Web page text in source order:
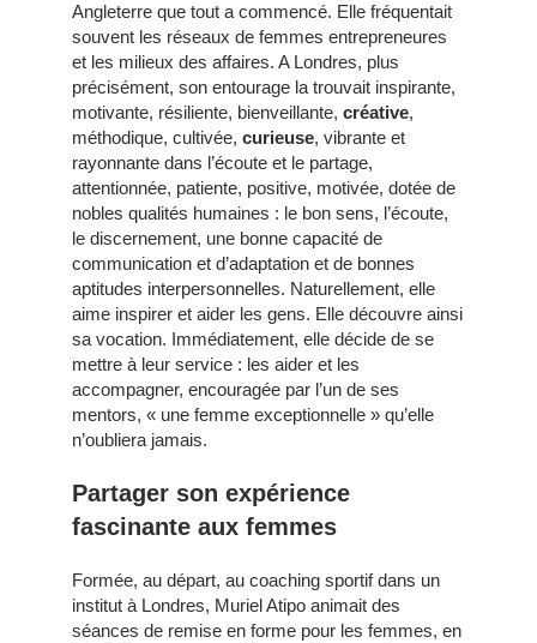
Angleterre que tout a commencé. Elle fréquentait
souvent les réseaux de femmes entrepreneures
et les milieux des affaires. A Londres, plus
précisément, son entourage la trouvait inspirante,
motivante, résiliente, bienveillante, créative,
méthodique, cultivée, curieuse, vibrante et
rayonnante dans l’écoute et le partage,
attentionnée, patiente, positive, motivée, dotée de
nobles qualités humaines : le bon sens, l’écoute,
le discernement, une bonne capacité de
communication et d’adaptation et de bonnes
aptitudes interpersonnelles. Naturellement, elle
aime inspirer et aider les gens. Elle découvre ainsi
sa vocation. Immédiatement, elle décide de se
mettre à leur service : les aider et les
accompagner, encouragée par l’un de ses
mentors, « une femme exceptionnelle » qu’elle
n’oubliera jamais.
Partager son expérience
fascinante aux femmes
Formée, au départ, au coaching sportif dans un
institut à Londres, Muriel Atipo animait des
séances de remise en forme pour les femmes, en